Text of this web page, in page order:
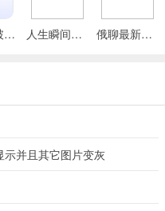
等信息展示，用户可按风格等
工具，支持双方就拍摄多方面
约拍状态更新消息提醒，助用
作品，持续更新，为用户提供
迅雷vip破解版永久会员2024版 人生瞬间最新手机版 俄聊最新手机版
并且其它图片变灰